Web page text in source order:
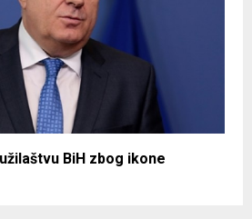
BiH zbog ikone